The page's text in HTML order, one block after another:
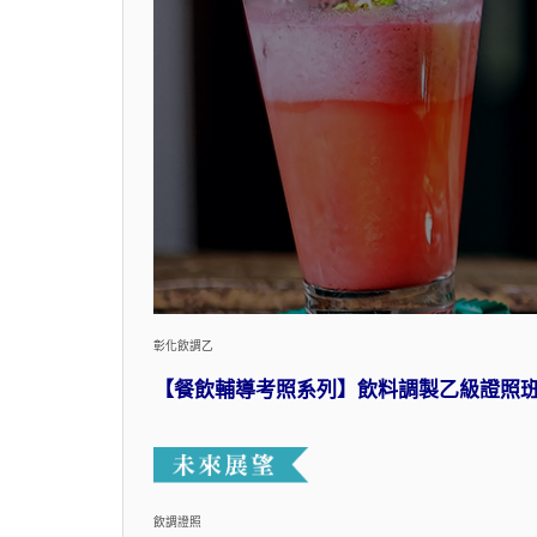
彰化飲調乙
【餐飲輔導考照系列】飲料調製乙級證照
飲調證照